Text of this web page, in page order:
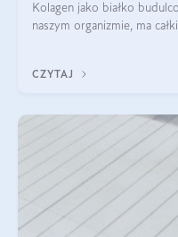
Kolagen jako białko
naszym organizmie, ma
bardziej biodostępny
CZYTAJ